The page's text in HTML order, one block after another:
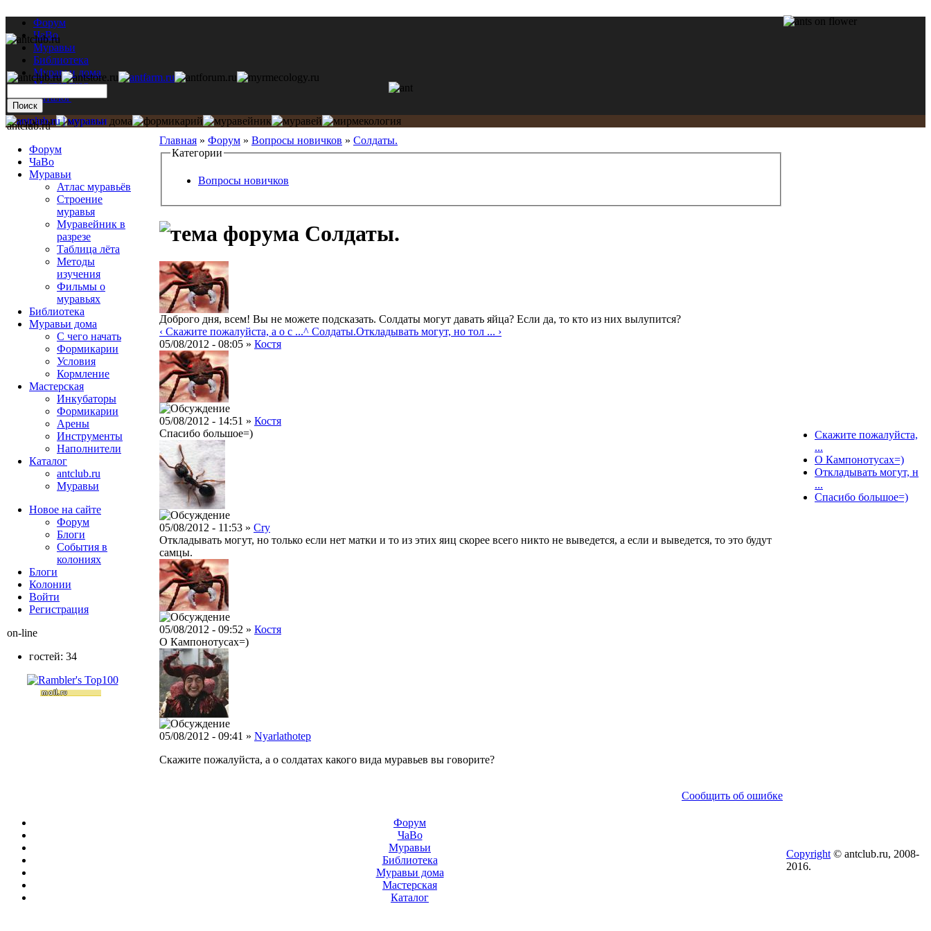
Форум
ЧаВо
Муравьи
Библиотека
Муравьи дома
Мастерская
Каталог
Главная » Форум » Вопросы новичков » Солдаты.
Категории
Вопросы новичков
Солдаты.
Доброго дня, всем! Вы не можете подсказать. Солдаты могут давать яйца? Если да, то кто из них вылупится?
‹ Скажите пожалуйста, а о с ...^ Солдаты.Откладывать могут, но тол ... ›
05/08/2012 - 08:05 » Костя
05/08/2012 - 14:51 » Костя
Спасибо большое=)
05/08/2012 - 11:53 » Cry
Откладывать могут, но только если нет матки и то из этих яиц скорее всего никто не выведется, а если и выведется, то это будут
самцы.
05/08/2012 - 09:52 » Костя
О Кампонотусах=)
05/08/2012 - 09:41 » Nyarlathotep
Скажите пожалуйста, а о солдатах какого вида муравьев вы говорите?
Сообщить об ошибке
antclub.ru
Форум
ЧаВо
Муравьи
Атлас муравьёв
Строение
муравья
Муравейник в
разрезе
Таблица лёта
Методы
изучения
Фильмы о
муравьях
Библиотека
Муравьи дома
С чего начать
Формикарии
Условия
Кормление
Мастерская
Инкубаторы
Формикарии
Арены
Инструменты
Наполнители
Каталог
antclub.ru
Муравьи
Новое на сайте
Форум
Блоги
События в
колониях
Блоги
Колонии
Войти
Peгиcтpaция
on-line
гостей: 34
Скажите пожалуйста,
...
О Кампонотусах=)
Откладывать могут, н
...
Спасибо большое=)
Форум
ЧаВо
Муравьи
Библиотека
Муравьи дома
Мастерская
Каталог
Copyright © antclub.ru, 2008-
2016.